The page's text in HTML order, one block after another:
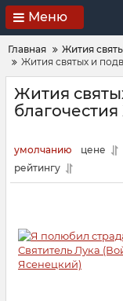
Меню
Главная
Жития
Жития святых и
Жития
умолчанию цене
рейтингу